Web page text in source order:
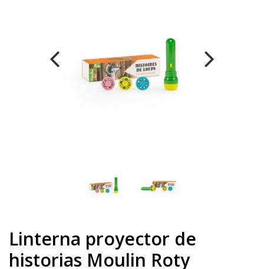
Linterna proyector de
historias Moulin Roty